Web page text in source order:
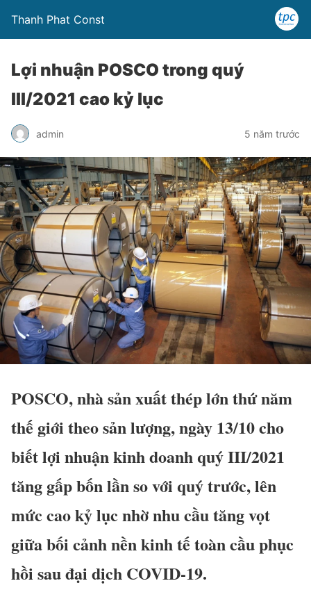
Thanh Phat Const
Lợi nhuận POSCO trong quý
III/2021 cao kỷ lục
admin 5 năm trước
POSCO, nhà sản xuất thép lớn thứ năm
thế giới theo sản lượng, ngày 13/10 cho
biết lợi nhuận kinh doanh quý III/2021
tăng gấp bốn lần so với quý trước, lên
mức cao kỷ lục nhờ nhu cầu tăng vọt
giữa bối cảnh nền kinh tế toàn cầu phục
hồi sau đại dịch COVID-19.